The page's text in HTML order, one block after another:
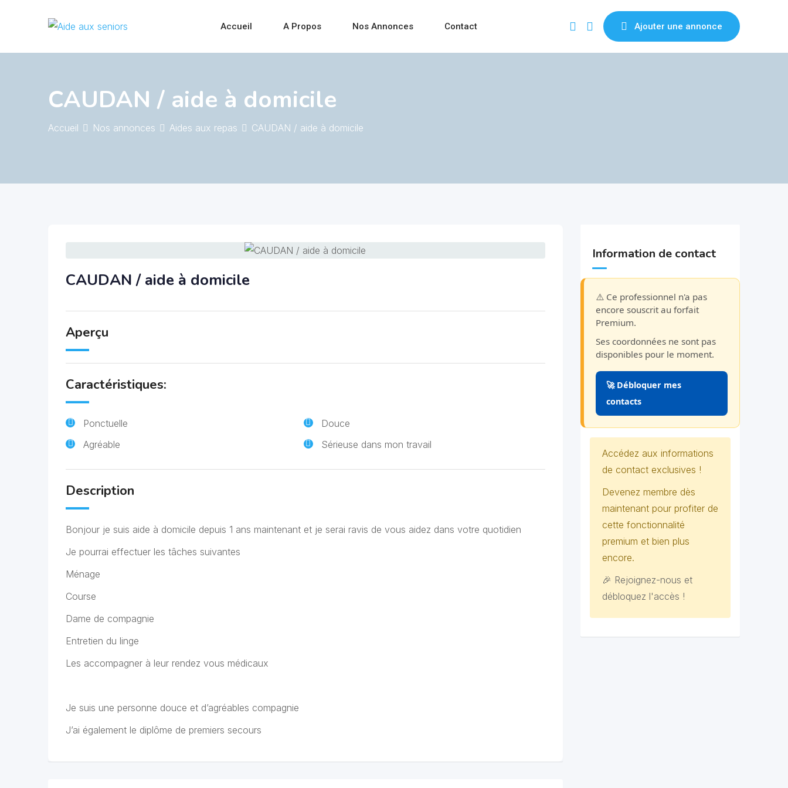
Accueil A Propos Nos Annonces Contact Ajouter une annonce
CAUDAN / aide à domicile
Accueil Nos annonces Aides aux repas CAUDAN / aide à domicile
CAUDAN / aide à domicile
Aperçu
Caractéristiques:
Ponctuelle
Douce
Agréable
Sérieuse dans mon travail
Description
Bonjour je suis aide à domicile depuis 1 ans maintenant et je serai ravis de vous aidez dans votre quotidien
Je pourrai effectuer les tâches suivantes
Ménage
Course
Dame de compagnie
Entretien du linge
Les accompagner à leur rendez vous médicaux
Je suis une personne douce et d’agréables compagnie
J’ai également le diplôme de premiers secours
Information de contact
⚠️ Ce professionnel n'a pas
encore souscrit au forfait
Premium.
Ses coordonnées ne sont pas
disponibles pour le moment.
🚀 Débloquer mes
contacts
Accédez aux informations
de contact exclusives !
Devenez membre dès
maintenant pour profiter de
cette fonctionnalité
premium et bien plus
encore.
🎉 Rejoignez-nous et
débloquez l'accès !